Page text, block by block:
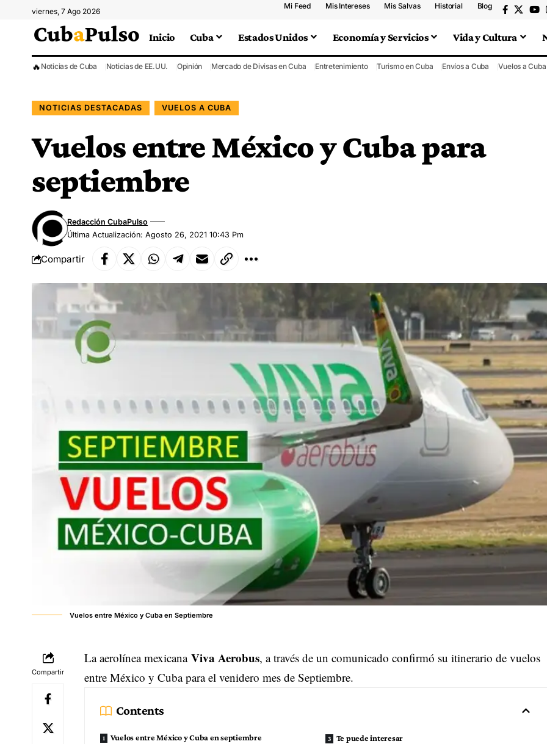
viernes, 7 Ago 2026
Mi Feed Mis Intereses Mis Salvas Historial Blog
Inicio Cuba Estados Unidos Economía y Servicios Vida y Cultura
🔥 Noticias de Cuba Noticias de EE.UU. Opinión Mercado de Divisas en Cuba Entretenimiento Turismo en Cuba Envíos a Cuba Vuelos a Cuba
NOTICIAS DESTACADAS VUELOS A CUBA
Vuelos entre México y Cuba para
septiembre
Última Actualización: Agosto 26, 2021 10:43 Pm
Redacción CubaPulso
Compartir
Vuelos entre México y Cuba en Septiembre
Compartir
La aerolínea mexicana Viva Aerobus, a través de un comunicado confirmó su itinerario de vuelos
entre México y Cuba para el venidero mes de Septiembre.
Contents
Vuelos entre México y Cuba en septiembre Te puede interesar